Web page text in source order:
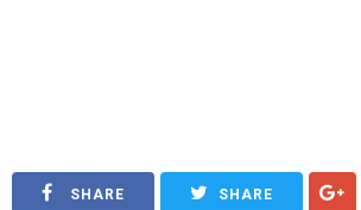
SHARE SHARE